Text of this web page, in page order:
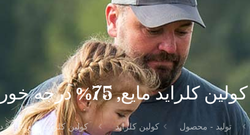
کولین کلراید مایع, 75% درجه خوراک
تولید - محصول کولین کلراید کولین کلراید مایع, 75% درجه خوراک